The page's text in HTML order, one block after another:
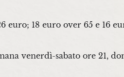
euro; 18 euro over 65 e 16
venerdì-sabato ore 21,